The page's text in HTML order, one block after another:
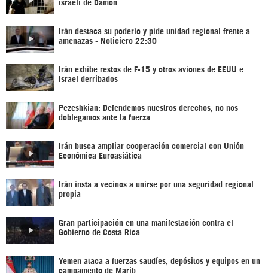
israelí de Damon
Irán destaca su poderío y pide unidad regional frente a
amenazas - Noticiero 22:30
Irán exhibe restos de F-15 y otros aviones de EEUU e
Israel derribados
Pezeshkian: Defendemos nuestros derechos, no nos
doblegamos ante la fuerza
Irán busca ampliar cooperación comercial con Unión
Económica Euroasiática
Irán insta a vecinos a unirse por una seguridad regional
propia
Gran participación en una manifestación contra el
Gobierno de Costa Rica
Yemen ataca a fuerzas saudíes, depósitos y equipos en un
campamento de Marib